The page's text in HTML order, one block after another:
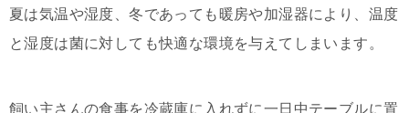
夏は気温や湿度、冬であっても暖房や加湿器により、温度
と湿度は菌に対しても快適な環境を与えてしまいます。
飼い主さんの食事を冷蔵庫に入れずに一日中テーブルに置